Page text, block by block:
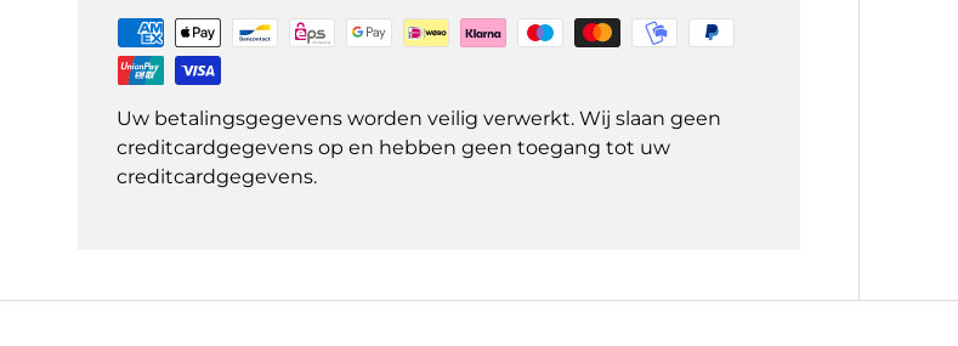
Uw betalingsgegevens worden veilig verwerkt. Wij slaan geen
creditcardgegevens op en hebben geen toegang tot uw
creditcardgegevens.